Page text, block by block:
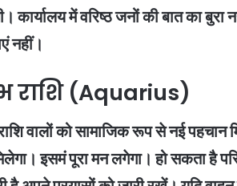
कार्यालय में वरिष्ठ जनों की बात का
नहीं।
राशि (Aquarius)
वालों को सामाजिक रूप से नई पहचान
इसमं पूरा मन लगेगा। हो सकता है